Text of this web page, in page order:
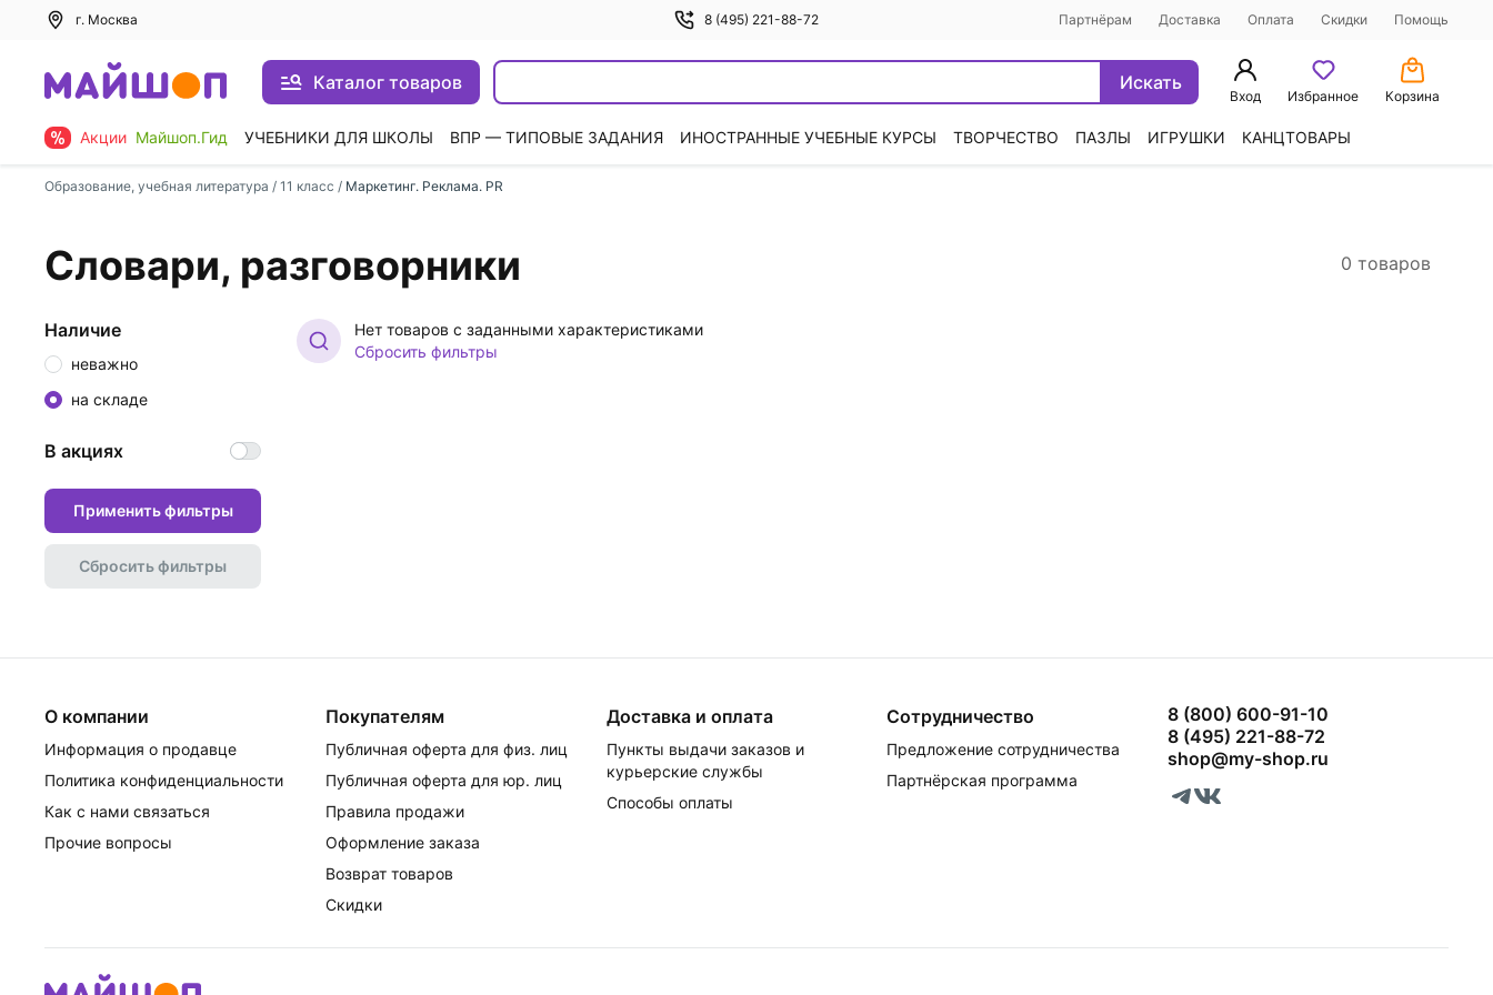
г. Москва 8 (495) 221-88-72 Партнёрам Доставка Оплата Скидки Помощь
Каталог товаров Искать
Вход Избранное Корзина
Акции Майшоп.Гид УЧЕБНИКИ ДЛЯ ШКОЛЫ ВПР — ТИПОВЫЕ ЗАДАНИЯ ИНОСТРАННЫЕ УЧЕБНЫЕ КУРСЫ ТВОРЧЕСТВО ПАЗЛЫ ИГРУШКИ КАНЦТОВАРЫ
Образование, учебная литература / 11 класс / Маркетинг. Реклама. PR
Словари, разговорники 0 товаров
Нет товаров с заданными характеристиками
Сбросить фильтры
Наличие
неважно
на складе
В акциях
Применить фильтры
Сбросить фильтры
О компании
Информация о продавце
Политика конфиденциальности
Как с нами связаться
Прочие вопросы
Покупателям
Публичная оферта для физ. лиц
Публичная оферта для юр. лиц
Правила продажи
Оформление заказа
Возврат товаров
Скидки
Доставка и оплата
Пункты выдачи заказов и
курьерские службы
Способы оплаты
Сотрудничество
Предложение сотрудничества
Партнёрская программа
8 (800) 600-91-10
8 (495) 221-88-72
shop@my-shop.ru